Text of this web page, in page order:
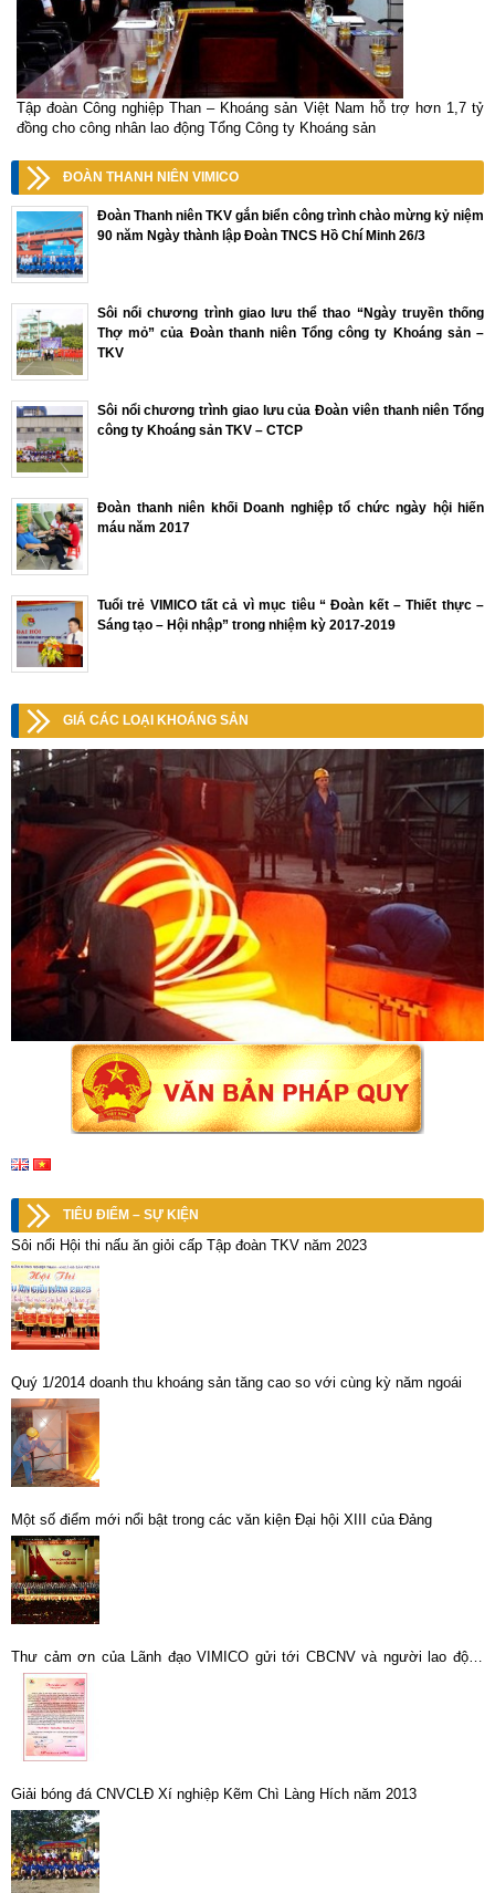
Tập đoàn Công nghiệp Than – Khoáng sản Việt Nam hỗ trợ hơn 1,7 tỷ
đồng cho công nhân lao động Tổng Công ty Khoáng sản
ĐOÀN THANH NIÊN VIMICO
Đoàn Thanh niên TKV gắn biển công trình chào mừng kỷ niệm
90 năm Ngày thành lập Đoàn TNCS Hồ Chí Minh 26/3
Sôi nổi chương trình giao lưu thể thao “Ngày truyền thống
Thợ mỏ” của Đoàn thanh niên Tổng công ty Khoáng sản –
TKV
Sôi nổi chương trình giao lưu của Đoàn viên thanh niên Tổng
công ty Khoáng sản TKV – CTCP
Đoàn thanh niên khối Doanh nghiệp tổ chức ngày hội hiến
máu năm 2017
Tuổi trẻ VIMICO tất cả vì mục tiêu “ Đoàn kết – Thiết thực –
Sáng tạo – Hội nhập” trong nhiệm kỳ 2017-2019
GIÁ CÁC LOẠI KHOÁNG SẢN
TIÊU ĐIỂM – SỰ KIỆN
Sôi nổi Hội thi nấu ăn giỏi cấp Tập đoàn TKV năm 2023
Quý 1/2014 doanh thu khoáng sản tăng cao so với cùng kỳ năm ngoái
Một số điểm mới nổi bật trong các văn kiện Đại hội XIII của Đảng
Thư cảm ơn của Lãnh đạo VIMICO gửi tới CBCNV và người lao động
nhân kỷ niệm 25 năm ngày thành lập Tổng công ty Khoáng sản – TKV
Giải bóng đá CNVCLĐ Xí nghiệp Kẽm Chì Làng Hích năm 2013